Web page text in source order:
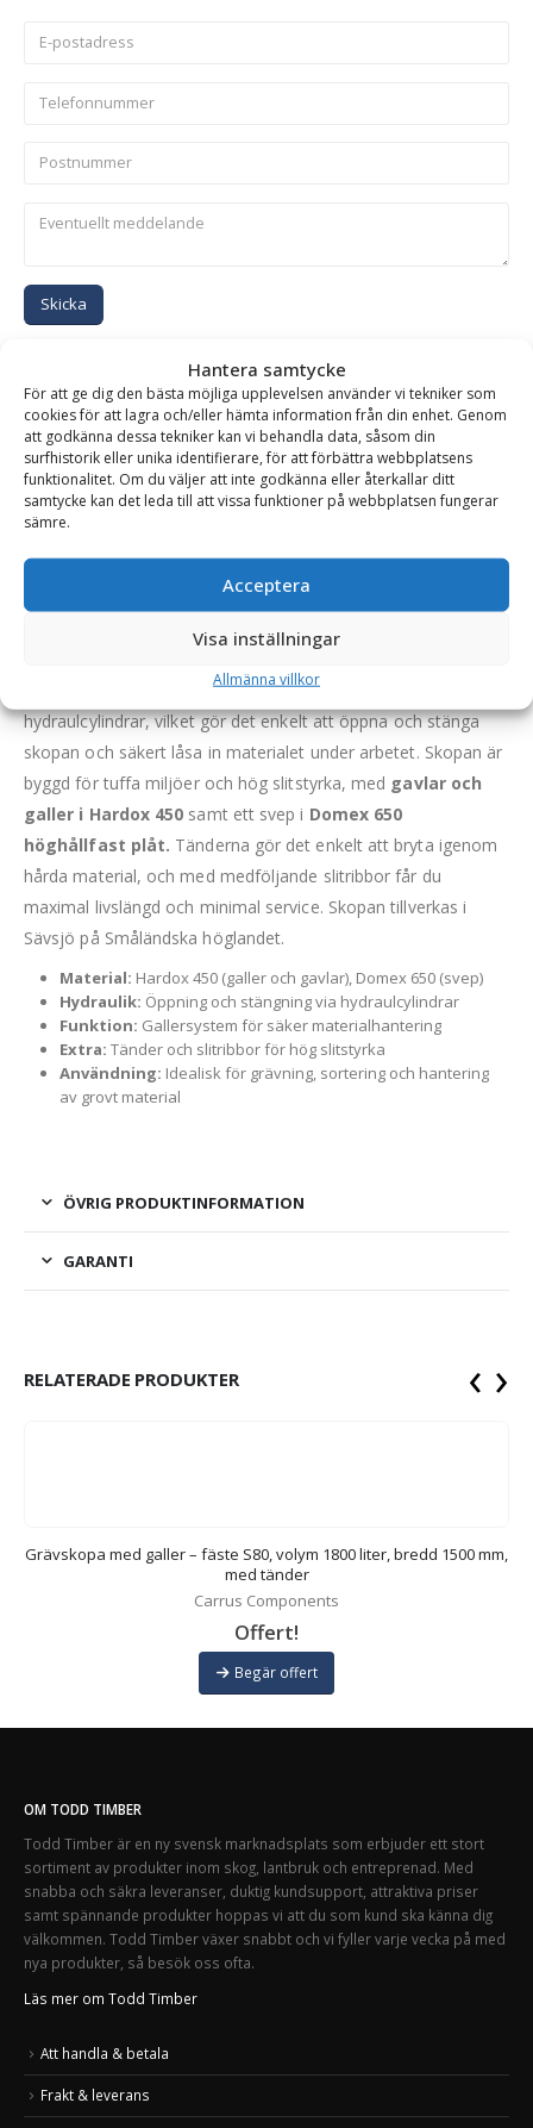
Hantera samtycke
För att ge dig den bästa möjliga upplevelsen använder vi tekniker som
cookies för att lagra och/eller hämta information från din enhet. Genom
att godkänna dessa tekniker kan vi behandla data, såsom din
surfhistorik eller unika identifierare, för att förbättra webbplatsens
funktionalitet. Om du väljer att inte godkänna eller återkallar ditt
samtycke kan det leda till att vissa funktioner på webbplatsen fungerar
sämre.
Acceptera
Visa inställningar
Allmänna villkor
Skicka
Se alla produkter inom samma kategori
Grävskopor med galler
BESKRIVNING
Grävskopa med galler – fäste S80, volym 2200 liter,
bredd 1600 mm, med tänder
gallersystem framför öppningen som styrs av
hydraulcylindrar, vilket gör det enkelt att öppna och stänga
skopan och säkert låsa in materialet under arbetet. Skopan är
byggd för tuffa miljöer och hög slitstyrka, med gavlar och
galler i Hardox 450 samt ett svep i Domex 650
höghållfast plåt. Tänderna gör det enkelt att bryta igenom
hårda material, och med medföljande slitribbor får du
maximal livslängd och minimal service. Skopan tillverkas i
Sävsjö på Småländska höglandet.
Material: Hardox 450 (galler och gavlar), Domex 650 (svep)
Hydraulik: Öppning och stängning via hydraulcylindrar
Funktion: Gallersystem för säker materialhantering
Extra: Tänder och slitribbor för hög slitstyrka
Användning: Idealisk för grävning, sortering och hantering
av grovt material
ÖVRIG PRODUKTINFORMATION
GARANTI
RELATERADE PRODUKTER
Grävskopa med galler – fäste S80, volym 1800 liter, bredd 1500 mm,
med tänder
Carrus Components
Offert!
Begär offert
‹ ›
OM TODD TIMBER
Todd Timber är en ny svensk marknadsplats som erbjuder ett stort
sortiment av produkter inom skog, lantbruk och entreprenad. Med
snabba och säkra leveranser, duktig kundsupport, attraktiva priser
samt spännande produkter hoppas vi att du som kund ska känna dig
välkommen. Todd Timber växer snabbt och vi fyller varje vecka på med
nya produkter, så besök oss ofta.
Läs mer om Todd Timber
Att handla & betala
Frakt & leverans